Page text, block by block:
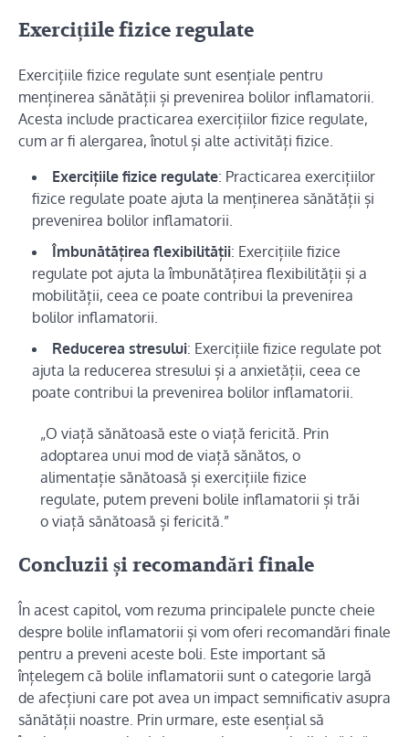
Exercițiile fizice regulate
Exercițiile fizice regulate sunt esențiale pentru
menținerea sănătății și prevenirea bolilor inflamatorii.
Acesta include practicarea exercițiilor fizice regulate,
cum ar fi alergarea, înotul și alte activități fizice.
Exercițiile fizice regulate: Practicarea exercițiilor
fizice regulate poate ajuta la menținerea sănătății și
prevenirea bolilor inflamatorii.
Îmbunătățirea flexibilității: Exercițiile fizice
regulate pot ajuta la îmbunătățirea flexibilității și a
mobilității, ceea ce poate contribui la prevenirea
bolilor inflamatorii.
Reducerea stresului: Exercițiile fizice regulate pot
ajuta la reducerea stresului și a anxietății, ceea ce
poate contribui la prevenirea bolilor inflamatorii.
„O viață sănătoasă este o viață fericită. Prin
adoptarea unui mod de viață sănătos, o
alimentație sănătoasă și exercițiile fizice
regulate, putem preveni bolile inflamatorii și trăi
o viață sănătoasă și fericită.”
Concluzii și recomandări finale
În acest capitol, vom rezuma principalele puncte cheie
despre bolile inflamatorii și vom oferi recomandări finale
pentru a preveni aceste boli. Este important să
înțelegem că bolile inflamatorii sunt o categorie largă
de afecțiuni care pot avea un impact semnificativ asupra
sănătății noastre. Prin urmare, este esențial să